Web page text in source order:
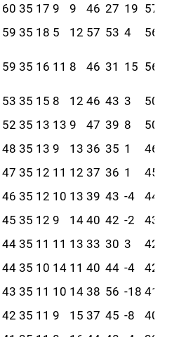
60 35 17 9 9 46 27 19 57
59 35 18 5 12 57 53 4 56
59 35 16 11 8 46 31 15 56
53 35 15 8 12 46 43 3
50
52 35 13 13 9 47 39 8
50
48 35 13 9 13 36 35 1
46
47 35 12 11 12 37 36 1
45
46 35 12 10 13 39 43 -4
44
45 35 12 9 14 40 42 -2
43
44 35 11 11 13 33 30 3
42
44 35 10 14 11 40 44 -4
42
43 35 11 10 14 38 56 -18 41
42 35 11 9 15 37 45 -8
40